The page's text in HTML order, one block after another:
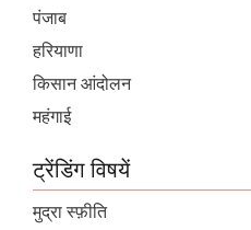
पंजाब
हरियाणा
किसान आंदोलन
महंगाई
ट्रेंडिंग विषयें
मुद्रा स्फ़ीति